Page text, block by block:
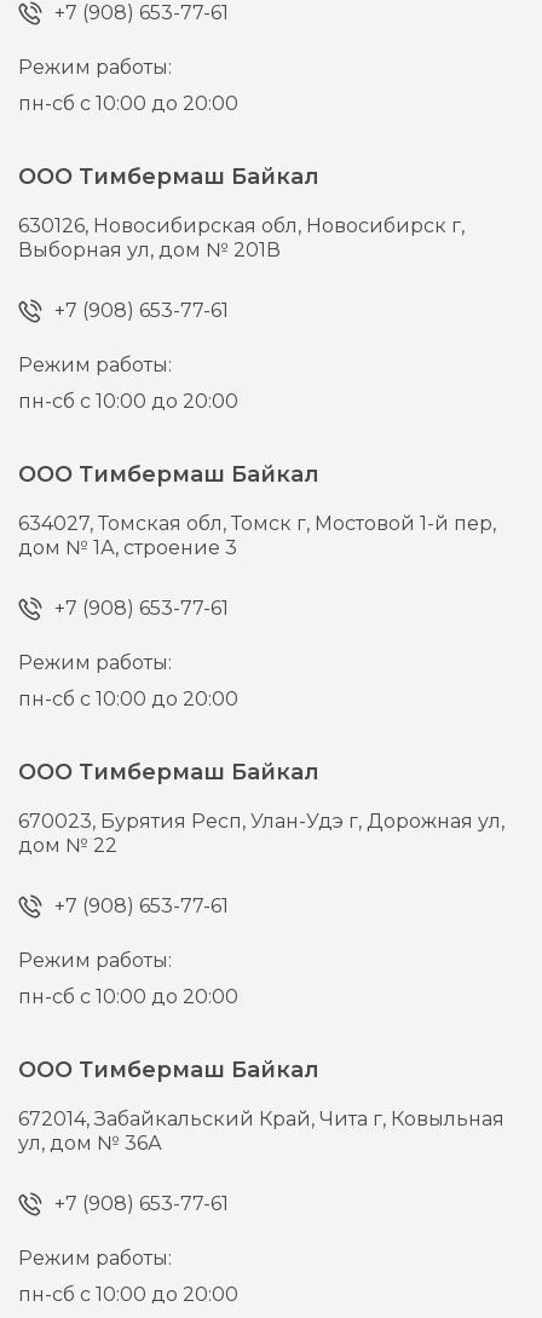
+7 (908) 653-77-61
Режим работы:
пн-сб с 10:00 до 20:00
ООО Тимбермаш Байкал
630126, Новосибирская обл, Новосибирск г,
Выборная ул, дом № 201В
+7 (908) 653-77-61
Режим работы:
пн-сб с 10:00 до 20:00
ООО Тимбермаш Байкал
634027,Томская обл, Томск г, Мостовой 1-й пер,
дом № 1А, строение 3
+7 (908) 653-77-61
Режим работы:
пн-сб с 10:00 до 20:00
ООО Тимбермаш Байкал
670023, Бурятия Респ, Улан-Удэ г,Дорожная ул,
дом № 22
+7 (908) 653-77-61
Режим работы:
пн-сб с 10:00 до 20:00
ООО Тимбермаш Байкал
672014,Забайкальский Край, Чита г, Ковыльная
ул, дом № 36А
+7 (908) 653-77-61
Режим работы:
пн-сб с 10:00 до 20:00